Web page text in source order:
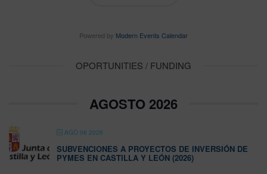
Powered by Modern Events Calendar
OPORTUNITIES / FUNDING
AGOSTO 2026
AGO 06 2026
SUBVENCIONES A PROYECTOS DE INVERSIÓN DE
PYMES EN CASTILLA Y LEÓN (2026)